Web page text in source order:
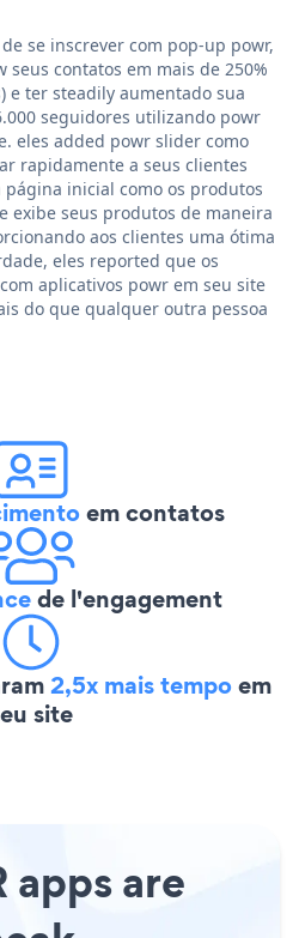
se inscrever com pop-up powr,
seus contatos em mais de 250%
e ter steadily aumentado sua
seguidores utilizando powr
eles added powr slider como
rapidamente a seus clientes
inicial como os produtos
exibe seus produtos de maneira
aos clientes uma ótima
eles reported que os
aplicativos powr em seu site
do que qualquer outra pessoa
em contatos
de l'engagement
2,5x mais tempoem
site
apps are